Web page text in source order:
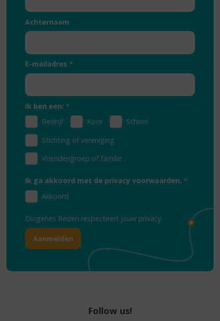
Achternaam
E-mailadres *
Ik ben een: *
Bedrijf
Koor
School
Stichting of vereniging
Vriendengroep of familie
Ik ga akkoord met de privacy voorwaarden. *
Akkoord
Diogenes Reizen respecteert jouw privacy.
Follow us!